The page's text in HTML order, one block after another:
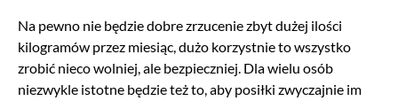
Na pewno nie będzie dobre zrzucenie zbyt dużej ilości
kilogramów przez miesiąc, dużo korzystnie to wszystko
zrobić nieco wolniej, ale bezpieczniej. Dla wielu osób
niezwykle istotne będzie też to, aby posiłki zwyczajnie im